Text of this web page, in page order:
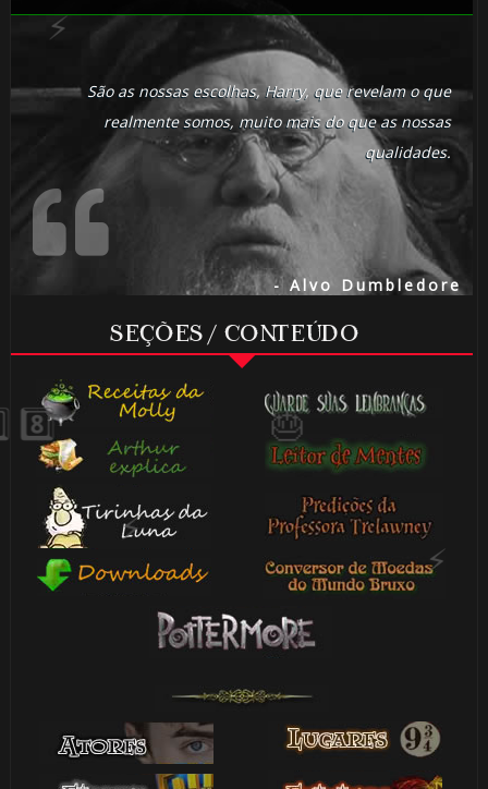
São as nossas escolhas, Harry, que revelam o que
realmente somos, muito mais do que as nossas
qualidades.
- Alvo Dumbledore
SEÇÕES / CONTEÚDO
🎈
1️⃣ 8️⃣
🎈
1️⃣